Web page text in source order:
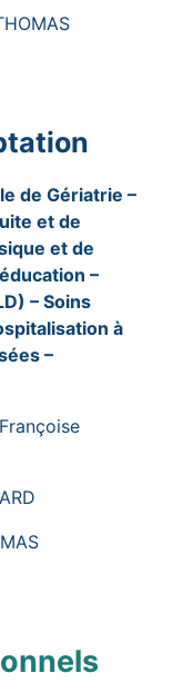
de Gériatrie –
et de
et de
–
– Soins
à
–